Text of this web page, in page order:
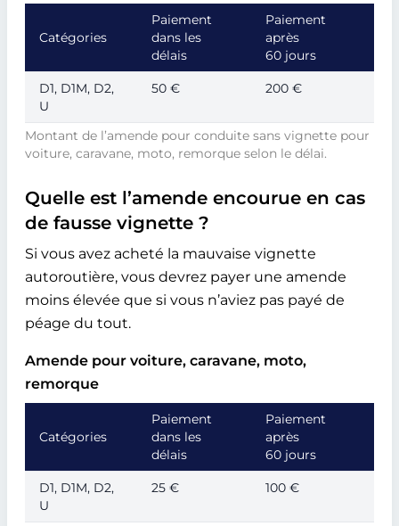
Montant de l’amende pour conduite sans vignette pour
voiture, caravane, moto, remorque selon le délai.
Catégories
Paiement
dans les
délais
Paiement
après
60 jours
D1, D1M, D2,
U
50 € 200 €
Quelle est l’amende encourue en cas
de fausse vignette ?
Si vous avez acheté la mauvaise vignette
autoroutière, vous devrez payer une amende
moins élevée que si vous n’aviez pas payé de
péage du tout.
Amende pour voiture, caravane, moto,
remorque
Catégories
Paiement
dans les
délais
Paiement
après
60 jours
D1, D1M, D2,
U
25 € 100 €